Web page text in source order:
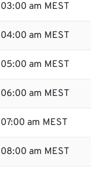
03:00 am MEST
04:00 am MEST
05:00 am MEST
06:00 am MEST
07:00 am MEST
08:00 am MEST